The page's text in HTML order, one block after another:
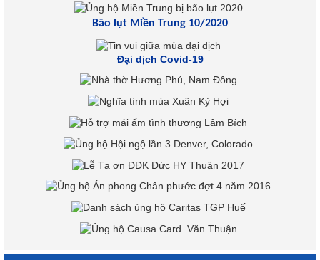
Bão lụt Miền Trung 10/2020
Đại dịch Covid-19